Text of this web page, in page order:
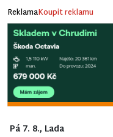
ReklamaKoupit reklamu
Pá 7. 8., Lada